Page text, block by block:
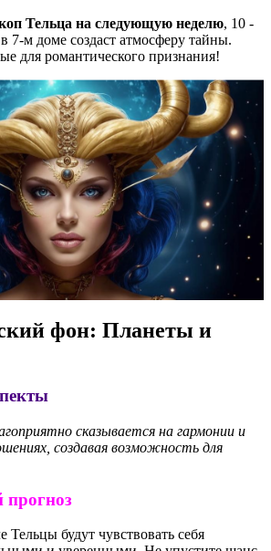
Тельца на следующую неделю, 10 -
7-м доме создаст атмосферу тайны.
для романтического признания!
фон: Планеты и
сказывается на гармонии и
создавая возможность для
будут чувствовать себя